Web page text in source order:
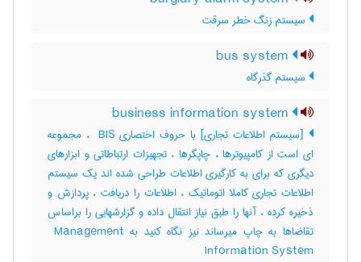
سیستم زنگ خطر سرقت
سیستم گذرگاه
[سیستم اطلاعات تجاری] با حروف اختصاری ‎ BIS ، مجموعه
ای است از کامپیوترها ، چاپگرها ، تجهیزات ارتباطاتی و ابزارهای
دیگری که برای به کارگیری اطلاعات طراحی شده اند یک سیستم
اطلاعات تجاری کاملا اتوماتیک ، اطلاعات را دریافت ، پردازش و
ذخیره کرده ، آنها را طبق نیاز انتقال داده و گزارشهایی را براساس
تقاضاها به چاپ میرساند نیز نگاه کنید به ‎ Management
Information System